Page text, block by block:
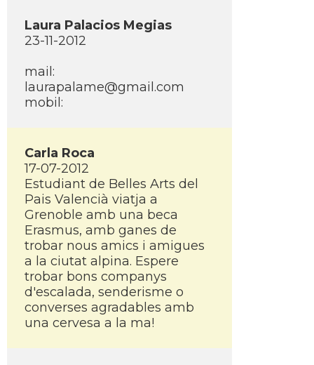
Laura Palacios Megias
23-11-2012
mail:
laurapalame@gmail.com
mobil:
Carla Roca
17-07-2012
Estudiant de Belles Arts del
Pais Valencià viatja a
Grenoble amb una beca
Erasmus, amb ganes de
trobar nous amics i amigues
a la ciutat alpina. Espere
trobar bons companys
d'escalada, senderisme o
converses agradables amb
una cervesa a la ma!